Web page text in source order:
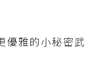
優雅的小秘密武